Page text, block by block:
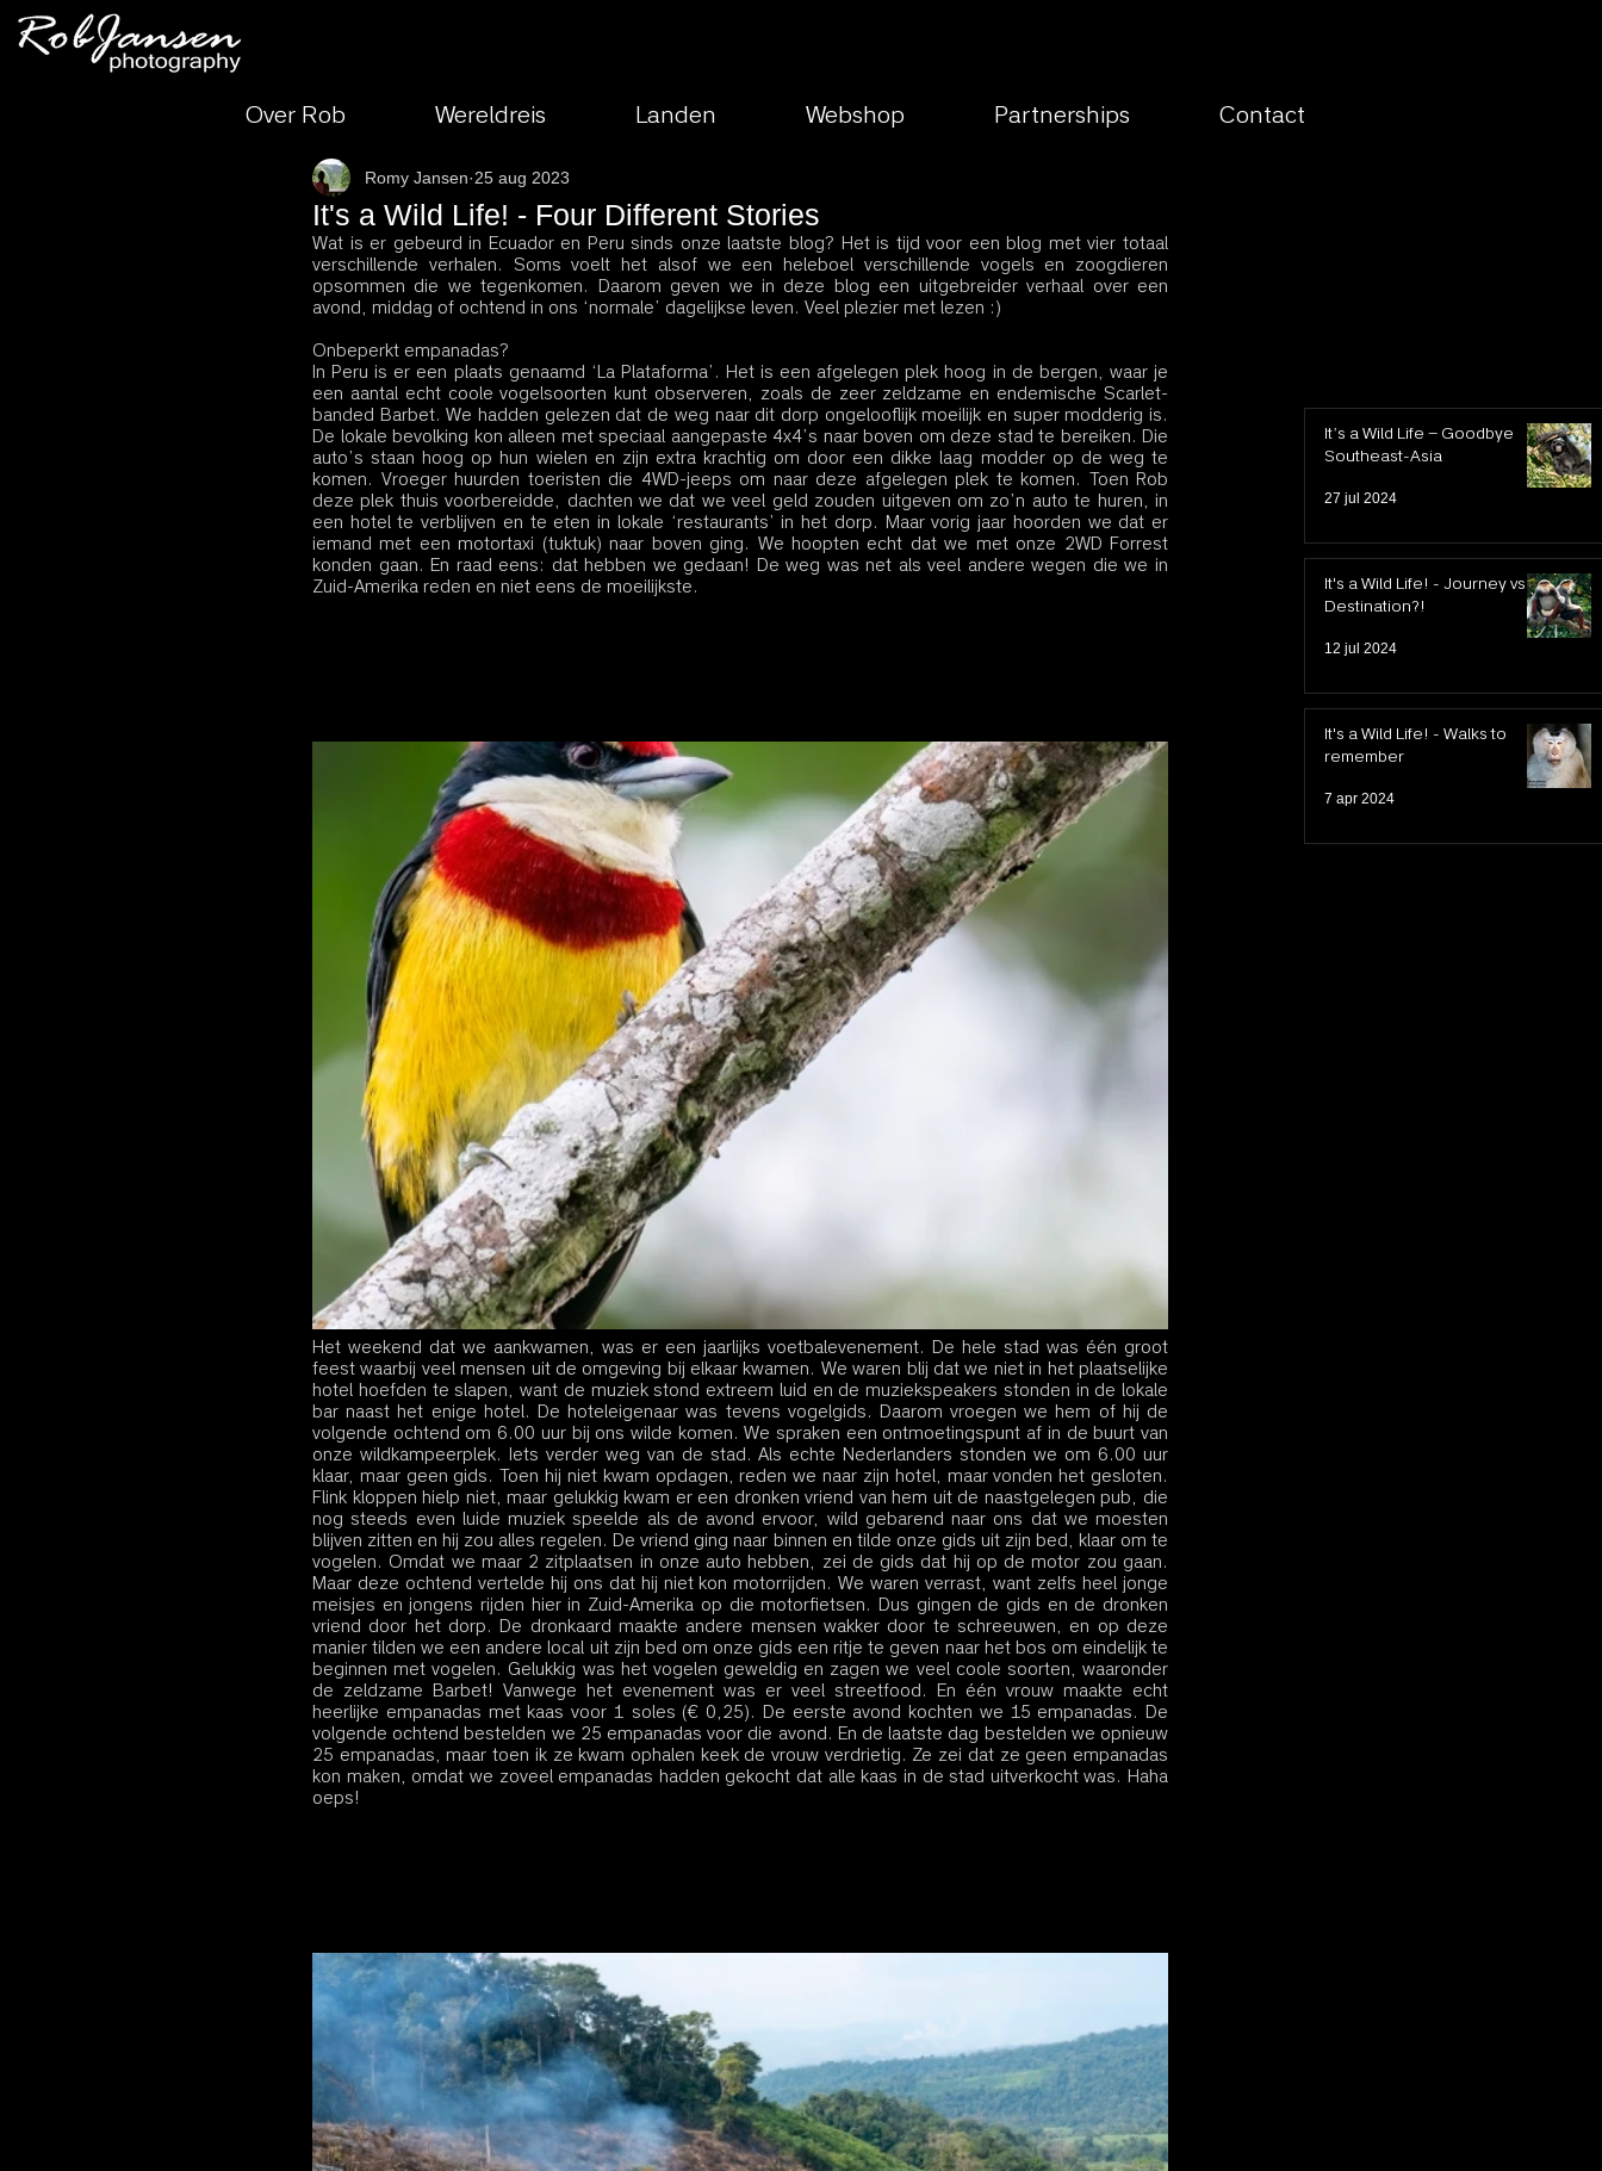
Over Rob Wereldreis Landen Webshop Partnerships Contact
It's a Wild Life! - Four Different Stories
Romy Jansen 25 aug 2023
Wat is er gebeurd in Ecuador en Peru sinds onze laatste blog? Het is tijd voor een blog met vier totaal
verschillende verhalen. Soms voelt het alsof we een heleboel verschillende vogels en zoogdieren
opsommen die we tegenkomen. Daarom geven we in deze blog een uitgebreider verhaal over een
avond, middag of ochtend in ons ‘normale’ dagelijkse leven. Veel plezier met lezen :)
Onbeperkt empanadas?
In Peru is er een plaats genaamd ‘La Plataforma’. Het is een afgelegen plek hoog in de bergen, waar je
een aantal echt coole vogelsoorten kunt observeren, zoals de zeer zeldzame en endemische Scarlet-
banded Barbet. We hadden gelezen dat de weg naar dit dorp ongelooflijk moeilijk en super modderig is.
De lokale bevolking kon alleen met speciaal aangepaste 4x4’s naar boven om deze stad te bereiken. Die
auto’s staan hoog op hun wielen en zijn extra krachtig om door een dikke laag modder op de weg te
komen. Vroeger huurden toeristen die 4WD-jeeps om naar deze afgelegen plek te komen. Toen Rob
deze plek thuis voorbereidde, dachten we dat we veel geld zouden uitgeven om zo’n auto te huren, in
een hotel te verblijven en te eten in lokale ‘restaurants’ in het dorp. Maar vorig jaar hoorden we dat er
iemand met een motortaxi (tuktuk) naar boven ging. We hoopten echt dat we met onze 2WD Forrest
konden gaan. En raad eens: dat hebben we gedaan! De weg was net als veel andere wegen die we in
Zuid-Amerika reden en niet eens de moeilijkste.
Het weekend dat we aankwamen, was er een jaarlijks voetbalevenement. De hele stad was één groot
feest waarbij veel mensen uit de omgeving bij elkaar kwamen. We waren blij dat we niet in het plaatselijke
hotel hoefden te slapen, want de muziek stond extreem luid en de muziekspeakers stonden in de lokale
bar naast het enige hotel. De hoteleigenaar was tevens vogelgids. Daarom vroegen we hem of hij de
volgende ochtend om 6.00 uur bij ons wilde komen. We spraken een ontmoetingspunt af in de buurt van
onze wildkampeerplek. Iets verder weg van de stad. Als echte Nederlanders stonden we om 6.00 uur
klaar, maar geen gids. Toen hij niet kwam opdagen, reden we naar zijn hotel, maar vonden het gesloten.
Flink kloppen hielp niet, maar gelukkig kwam er een dronken vriend van hem uit de naastgelegen pub, die
nog steeds even luide muziek speelde als de avond ervoor, wild gebarend naar ons dat we moesten
blijven zitten en hij zou alles regelen. De vriend ging naar binnen en tilde onze gids uit zijn bed, klaar om te
vogelen. Omdat we maar 2 zitplaatsen in onze auto hebben, zei de gids dat hij op de motor zou gaan.
Maar deze ochtend vertelde hij ons dat hij niet kon motorrijden. We waren verrast, want zelfs heel jonge
meisjes en jongens rijden hier in Zuid-Amerika op die motorfietsen. Dus gingen de gids en de dronken
vriend door het dorp. De dronkaard maakte andere mensen wakker door te schreeuwen, en op deze
manier tilden we een andere local uit zijn bed om onze gids een ritje te geven naar het bos om eindelijk te
beginnen met vogelen. Gelukkig was het vogelen geweldig en zagen we veel coole soorten, waaronder
de zeldzame Barbet! Vanwege het evenement was er veel streetfood. En één vrouw maakte echt
heerlijke empanadas met kaas voor 1 soles (€ 0,25). De eerste avond kochten we 15 empanadas. De
volgende ochtend bestelden we 25 empanadas voor die avond. En de laatste dag bestelden we opnieuw
25 empanadas, maar toen ik ze kwam ophalen keek de vrouw verdrietig. Ze zei dat ze geen empanadas
kon maken, omdat we zoveel empanadas hadden gekocht dat alle kaas in de stad uitverkocht was. Haha
oeps!
It’s a Wild Life – Goodbye
Southeast-Asia
27 jul 2024
It's a Wild Life! - Journey vs.
Destination?!
12 jul 2024
It's a Wild Life! - Walks to
remember
7 apr 2024